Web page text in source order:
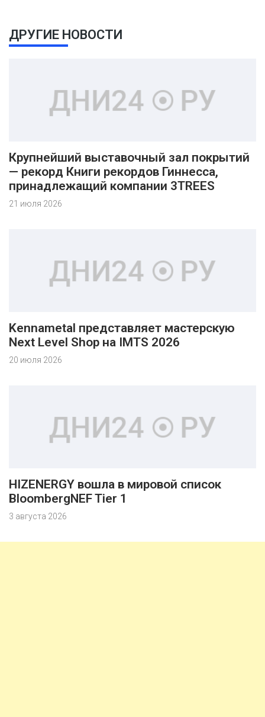
ДРУГИЕ НОВОСТИ
Крупнейший выставочный зал покрытий
— рекорд Книги рекордов Гиннесса,
принадлежащий компании 3TREES
21 июля 2026
Kennametal представляет мастерскую
Next Level Shop на IMTS 2026
20 июля 2026
HIZENERGY вошла в мировой список
BloombergNEF Tier 1
3 августа 2026